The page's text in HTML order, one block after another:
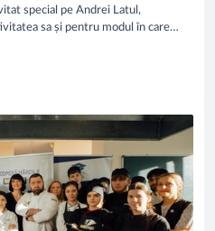
special pe Andrei Latul,
sa și pentru modul în care